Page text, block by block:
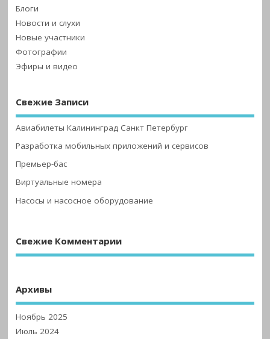
Блоги
Новости и слухи
Новые участники
Фотографии
Эфиры и видео
Свежие Записи
Авиабилеты Калининград Санкт Петербург
Разработка мобильных приложений и сервисов
Премьер-бас
Виртуальные номера
Насосы и насосное оборудование
Свежие Комментарии
Архивы
Ноябрь 2025
Июль 2024